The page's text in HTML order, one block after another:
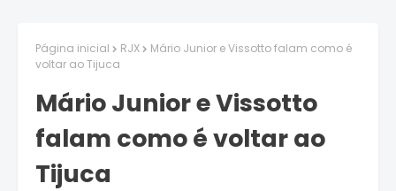
Página inicial RJX
Mário Junior e Vissotto falam como é
voltar ao Tijuca
Mário Junior e Vissotto
falam como é voltar ao
Tijuca